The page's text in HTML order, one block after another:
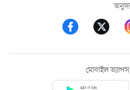
মোবাইল